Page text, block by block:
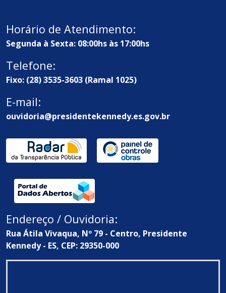
Horário de Atendimento:
Segunda à Sexta: 08:00hs às 17:00hs
Telefone:
Fixo: (28) 3535-3603 (Ramal 1025)
E-mail:
ouvidoria@presidentekennedy.es.gov.br
Endereço / Ouvidoria:
Rua Átila Vivaqua, Nº 79 - Centro, Presidente
Kennedy - ES, CEP: 29350-000